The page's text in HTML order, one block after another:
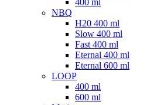
400 ml
NBQ
H20 400 ml
Slow 400 ml
Fast 400 ml
Eternal 400 ml
Eternal 600 ml
LOOP
400 ml
600 ml